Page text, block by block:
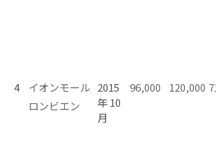
4
イオンモール
ロンビエン
2015
年 10
月
96,000 120,000